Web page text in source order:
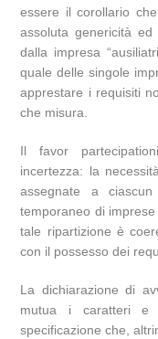
essere il corollario
assoluta genericità
dalla impresa
quale delle singole
apprestare i requisiti
che misura.
Il favor
incertezza: la
assegnate a
temporaneo di
tale ripartizione è
con il possesso dei
La dichiarazione di
mutua i caratteri e
specificazione che,